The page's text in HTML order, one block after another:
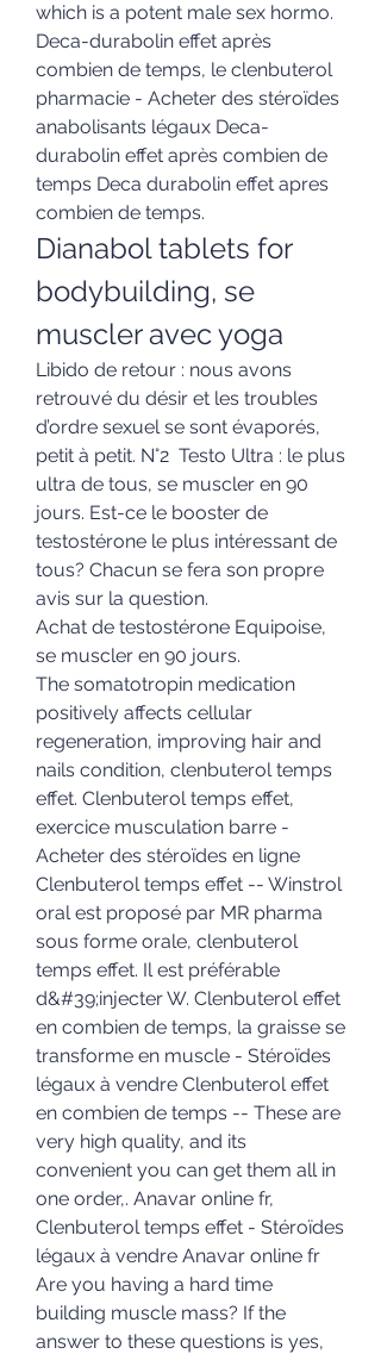
which is a potent male sex hormo.
Deca-durabolin effet après
combien de temps, le clenbuterol
pharmacie - Acheter des stéroïdes
anabolisants légaux Deca-
durabolin effet après combien de
temps Deca durabolin effet apres
combien de temps.
Dianabol tablets for
bodybuilding, se
muscler avec yoga
Libido de retour : nous avons
retrouvé du désir et les troubles
d’ordre sexuel se sont évaporés,
petit à petit. N°2  Testo Ultra : le plus
ultra de tous, se muscler en 90
jours. Est-ce le booster de
testostérone le plus intéressant de
tous? Chacun se fera son propre
avis sur la question.
Achat de testostérone Equipoise,
se muscler en 90 jours.
The somatotropin medication
positively affects cellular
regeneration, improving hair and
nails condition, clenbuterol temps
effet. Clenbuterol temps effet,
exercice musculation barre -
Acheter des stéroïdes en ligne
Clenbuterol temps effet -- Winstrol
oral est proposé par MR pharma
sous forme orale, clenbuterol
temps effet. Il est préférable
d&#39;injecter W. Clenbuterol effet
en combien de temps, la graisse se
transforme en muscle - Stéroïdes
légaux à vendre Clenbuterol effet
en combien de temps -- These are
very high quality, and its
convenient you can get them all in
one order,. Anavar online fr,
Clenbuterol temps effet - Stéroïdes
légaux à vendre Anavar online fr
Are you having a hard time
building muscle mass? If the
answer to these questions is yes,